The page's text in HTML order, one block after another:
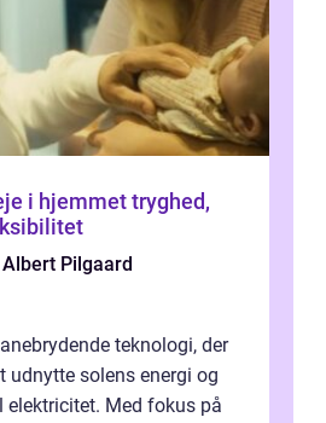
tryghed,
Albert Pilgaard
teknologi, der
udnytte solens energi og
elektricitet. Med fokus på